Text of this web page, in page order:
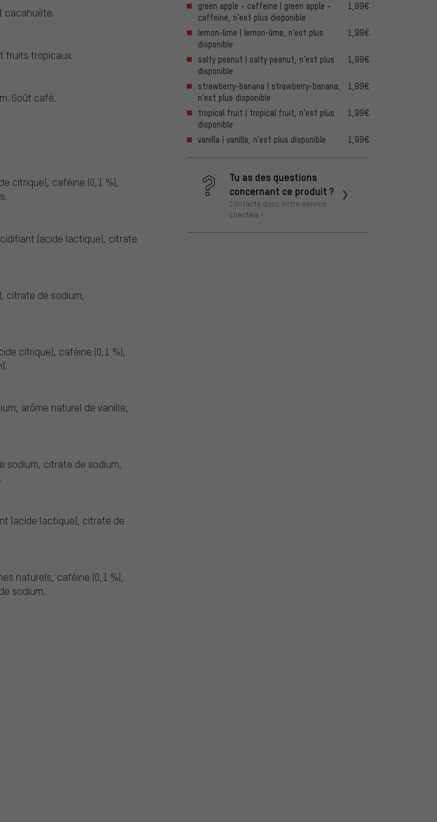
cacahuète.
fruits tropicaux.
Goût café.
citrique), caféine (0,1 %),
(acide lactique), citrate
citrate de sodium,
citrique), caféine (0,1 %),
arôme naturel de vanille,
sodium, citrate de sodium,
(acide lactique), citrate de
naturels, caféine (0,1 %),
sodium.
green apple - caffeine | green apple -
caffeine, n’est plus disponible
1,99€
lemon-lime | lemon-lime, n’est plus
disponible
1,99€
salty peanut | salty peanut, n’est plus
disponible
1,99€
strawberry-banana | strawberry-banana,
n’est plus disponible
1,99€
tropical fruit | tropical fruit, n’est plus
disponible
1,99€
vanilla | vanilla, n’est plus disponible 1,99€
Tu as des questions
concernant ce produit ?
Contacte donc notre service
clientèle !